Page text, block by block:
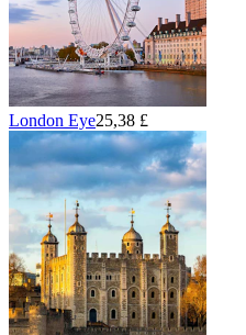
London Eye25,38 £